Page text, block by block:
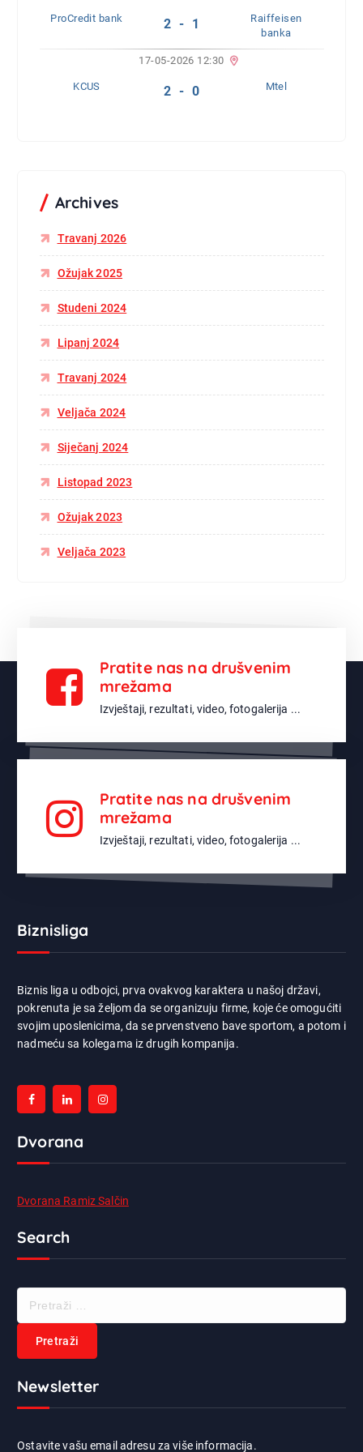
ProCredit bank 2 - 1
Raiffeisen
banka
17-05-2026 12:30
KCUS 2 - 0 Mtel
Archives
Travanj 2026
Ožujak 2025
Studeni 2024
Lipanj 2024
Travanj 2024
Veljača 2024
Siječanj 2024
Listopad 2023
Ožujak 2023
Veljača 2023
Pratite nas na drušvenim
mrežama
Izvještaji, rezultati, video, fotogalerija ...
Pratite nas na drušvenim
mrežama
Izvještaji, rezultati, video, fotogalerija ...
Biznisliga
Biznis liga u odbojci, prva ovakvog karaktera u našoj državi,
pokrenuta je sa željom da se organizuju firme, koje će omogućiti
svojim uposlenicima, da se prvenstveno bave sportom, a potom i
nadmeću sa kolegama iz drugih kompanija.
Dvorana
Dvorana Ramiz Salčin
Search
a
:
Newsletter
Ostavite vašu email adresu za više informacija.